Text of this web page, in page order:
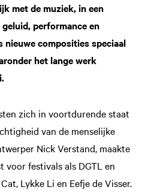
met de muziek, in een
performance en
nieuwe composities speciaal
het lange werk
zich in voortdurende staat
van de menselijke
Nick Verstand, maakte
voor festivals als DGTL en
Lykke Li en Eefje de Visser.